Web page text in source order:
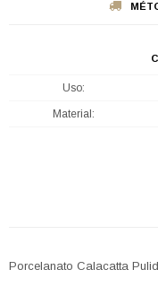
Uso
Material
Porcelanato Calacatta